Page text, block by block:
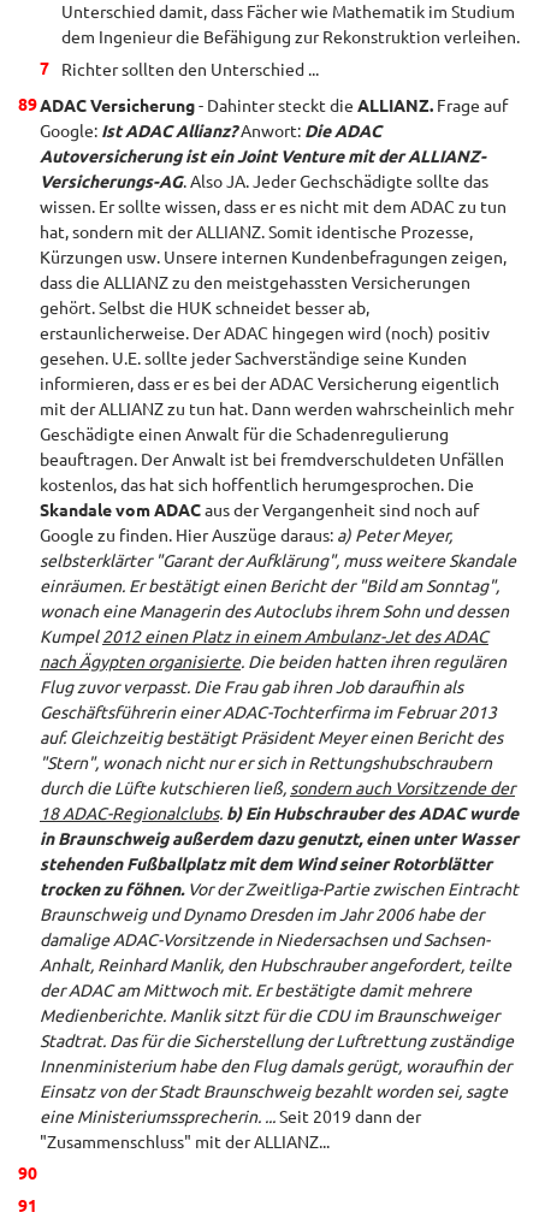
Unterschied damit, dass Fächer wie Mathematik im Studium
dem Ingenieur die Befähigung zur Rekonstruktion verleihen.
Richter sollten den Unterschied ...
ADAC Versicherung- Dahinter steckt die ALLIANZ. Frage auf
Google: Ist ADAC Allianz?Anwort: Die ADAC
Autoversicherung ist ein Joint Venture mit der ALLIANZ-
Versicherungs-AG. Also JA. Jeder Gechschädigte sollte das
wissen. Er sollte wissen, dass er es nicht mit dem ADAC zu tun
hat, sondern mit der ALLIANZ. Somit identische Prozesse,
Kürzungen usw. Unsere internen Kundenbefragungen zeigen,
dass die ALLIANZ zu den meistgehassten Versicherungen
gehört. Selbst die HUK schneidet besser ab,
erstaunlicherweise. Der ADAC hingegen wird (noch) positiv
gesehen. U.E. sollte jeder Sachverständige seine Kunden
informieren, dass er es bei der ADAC Versicherung eigentlich
mit der ALLIANZ zu tun hat. Dann werden wahrscheinlich mehr
Geschädigte einen Anwalt für die Schadenregulierung
beauftragen. Der Anwalt ist bei fremdverschuldeten Unfällen
kostenlos, das hat sich hoffentlich herumgesprochen. Die
Skandale vom ADACaus der Vergangenheit sind noch auf
Google zu finden. Hier Auszüge daraus: a) Peter Meyer,
selbsterklärter "Garant der Aufklärung", muss weitere Skandale
einräumen. Er bestätigt einen Bericht der "Bild am Sonntag",
wonach eine Managerin des Autoclubs ihrem Sohn und dessen
Kumpel2012 einen Platz in einem Ambulanz-Jet des ADAC
nach Ägypten organisierte. Die beiden hatten ihren regulären
Flug zuvor verpasst. Die Frau gab ihren Job daraufhin als
Geschäftsführerin einer ADAC-Tochterfirma im Februar 2013
auf. Gleichzeitig bestätigt Präsident Meyer einen Bericht des
"Stern", wonach nicht nur er sich in Rettungshubschraubern
durch die Lüfte kutschieren ließ, sondern auch Vorsitzende der
18 ADAC-Regionalclubs. b) Ein Hubschrauber des ADAC wurde
in Braunschweig außerdem dazu genutzt, einen unter Wasser
stehenden Fußballplatz mit dem Wind seiner Rotorblätter
trocken zu föhnen.Vor der Zweitliga-Partie zwischen Eintracht
Braunschweig und Dynamo Dresden im Jahr 2006 habe der
damalige ADAC-Vorsitzende in Niedersachsen und Sachsen-
Anhalt, Reinhard Manlik, den Hubschrauber angefordert, teilte
der ADAC am Mittwoch mit. Er bestätigte damit mehrere
Medienberichte. Manlik sitzt für die CDU im Braunschweiger
Stadtrat. Das für die Sicherstellung der Luftrettung zuständige
Innenministerium habe den Flug damals gerügt, woraufhin der
Einsatz von der Stadt Braunschweig bezahlt worden sei, sagte
eine Ministeriumssprecherin. ...Seit 2019 dann der
"Zusammenschluss" mit der ALLIANZ...